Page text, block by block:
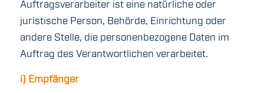
Auftragsverarbeiter ist eine natürliche oder
juristische Person, Behörde, Einrichtung oder
andere Stelle, die personenbezogene Daten im
Auftrag des Verantwortlichen verarbeitet.
i) Empfänger